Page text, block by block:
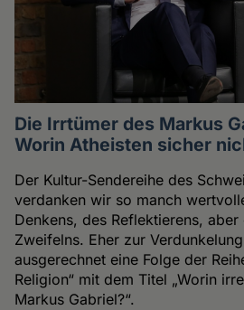
Die Irrtümer des Markus
Worin Atheisten sicher
Der Kultur-Sendereihe des
verdanken wir so manch
Denkens, des Reflektierens,
Zweifelns. Eher zur
ausgerechnet eine Folge der
Religion“ mit dem Titel „Worin
Markus Gabriel?“.